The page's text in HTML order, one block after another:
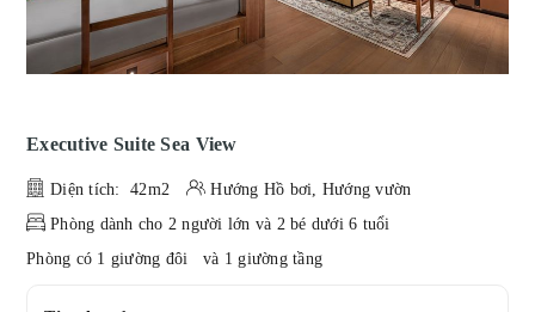
Executive Suite Sea View
Diện tích: 42m2
Hướng Hồ bơi, Hướng vườn
Phòng dành cho 2 người lớn và 2 bé dưới 6 tuổi
Phòng có 1 giường đôi và 1 giường tầng